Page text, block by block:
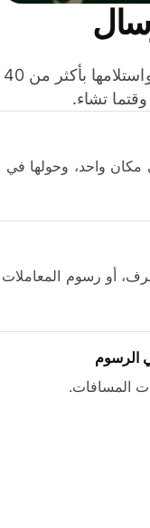
وفّر المال عند إرسال الأموال وإنفاقها واستلامها بأكثر من 40
تشاء.
واحد، وحولها في
أو رسوم المعاملات
المسافات.